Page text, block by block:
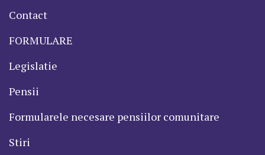
Contact
FORMULARE
Legislatie
Pensii
Formularele necesare pensiilor comunitare
Stiri